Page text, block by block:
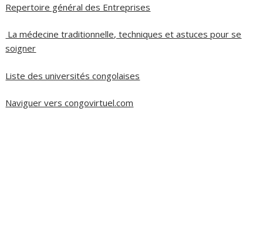
Repertoire général des Entreprises
La médecine traditionnelle, techniques et astuces pour se
soigner
Liste des universités congolaises
Naviguer vers congovirtuel.com